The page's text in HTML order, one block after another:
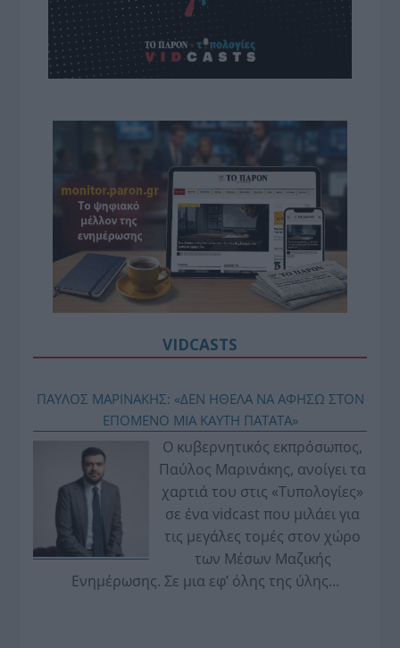
VIDCASTS
ΠΑΥΛΟΣ ΜΑΡΙΝΑΚΗΣ: «ΔΕΝ ΗΘΕΛΑ ΝΑ ΑΦΗΣΩ ΣΤΟΝ
ΕΠΟΜΕΝΟ ΜΙΑ ΚΑΥΤΗ ΠΑΤΑΤΑ»
Ο κυβερνητικός εκπρόσωπος,
Παύλος Μαρινάκης, ανοίγει τα
χαρτιά του στις «Τυπολογίες»
σε ένα vidcast που μιλάει για
τις μεγάλες τομές στον χώρο
των Μέσων Μαζικής
Ενημέρωσης. Σε μια εφ’ όλης της ύλης